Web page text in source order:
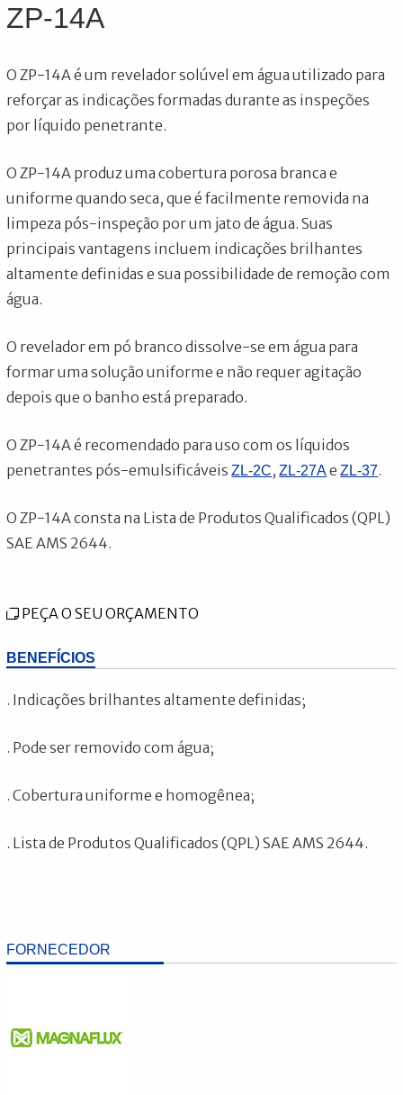
FORNECEDOR
ZP-14A
O ZP-14A é um revelador solúvel em água utilizado para
reforçar as indicações formadas durante as inspeções
por líquido penetrante.
O ZP-14A produz uma cobertura porosa branca e
uniforme quando seca, que é facilmente removida na
limpeza pós-inspeção por um jato de água. Suas
principais vantagens incluem indicações brilhantes
altamente definidas e sua possibilidade de remoção com
água.
O revelador em pó branco dissolve-se em água para
formar uma solução uniforme e não requer agitação
depois que o banho está preparado.
O ZP-14A é recomendado para uso com os líquidos
penetrantes pós-emulsificáveisZL-2C,ZL-27AeZL-37.
O ZP-14A consta na Lista de Produtos Qualificados (QPL)
SAE AMS 2644.
PEÇA O SEU ORÇAMENTO
BENEFÍCIOS
. Indicações brilhantes altamente definidas;
. Pode ser removido com água;
. Cobertura uniforme e homogênea;
. Lista de Produtos Qualificados (QPL) SAE AMS 2644.